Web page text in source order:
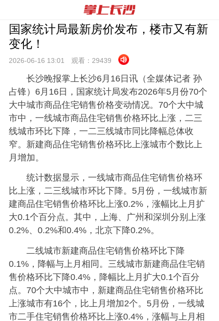
国家统计局最新房价发布，楼市又有新
变化！
2026-06-16 13:01 观看： 29439
长沙晚报掌上长沙6月16日讯（全媒体记者 孙
占锋）6月16日，国家统计局发布2026年5月份70个
大中城市商品住宅销售价格变动情况。70个大中城
市中，一线城市商品住宅销售价格环比上涨，二三
线城市环比下降，一二三线城市同比降幅总体收
窄。新建商品住宅销售价格环比上涨城市个数比上
月增加。
统计数据显示，一线城市商品住宅销售价格环
比上涨，二三线城市环比下降。5月份，一线城市新
建商品住宅销售价格环比上涨0.2%，涨幅比上月扩
大0.1个百分点。其中，上海、广州和深圳分别上涨
0.2%、0.2%和0.4%，北京下降0.2%。
二线城市新建商品住宅销售价格环比下降
0.1%，降幅与上月相同。三线城市新建商品住宅销
售价格环比下降0.4%，降幅比上月扩大0.1个百分
点。70个大中城市中，新建商品住宅销售价格环比
上涨城市有16个，比上月增加2个。5月份，一线城
市二手住宅销售价格环比上涨0.4%，涨幅与上月相